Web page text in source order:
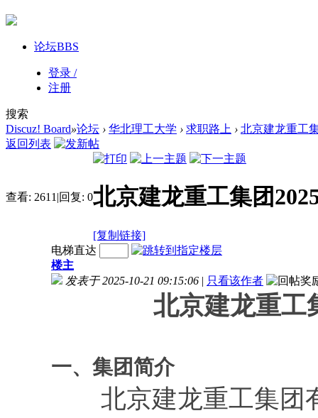
论坛BBS
登录 /
注册
搜索
Discuz! Board»论坛 › 华北理工大学 › 求职路上 › 北京建龙重工
返回列表
查看: 2611 |回复: 0北京建龙重工集团
[复制链接]
电梯直达
楼主
发表于 2025-10-21 09:15:06 | 只看该作者
北京建龙重工
一、集团简介
北京建龙重工集团